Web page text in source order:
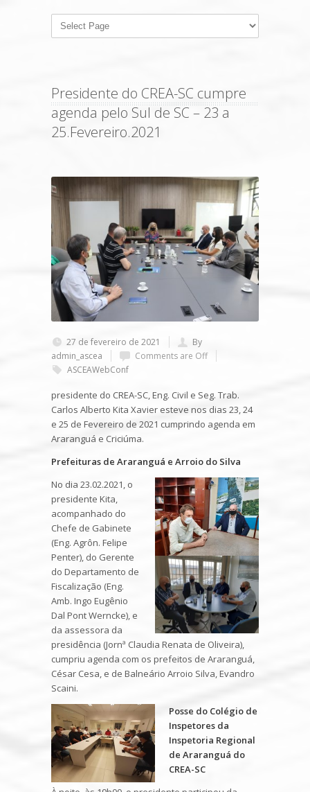
Presidente do CREA-SC cumpre
agenda pelo Sul de SC – 23 a
25.Fevereiro.2021
27 de fevereiro de 2021
By
admin_ascea
Comments are Off
ASCEAWebConf
presidente do CREA-SC, Eng. Civil e Seg. Trab.
Carlos Alberto Kita Xavier esteve nos dias 23, 24
e 25 de Fevereiro de 2021 cumprindo agenda em
Araranguá e Criciúma.
Prefeituras de Araranguá e Arroio do Silva
No dia 23.02.2021, o
presidente Kita,
acompanhado do
Chefe de Gabinete
(Eng. Agrôn. Felipe
Penter), do Gerente
do Departamento de
Fiscalização (Eng.
Amb. Ingo Eugênio
Dal Pont Werncke), e
da assessora da
presidência (Jornª Claudia Renata de Oliveira),
cumpriu agenda com os prefeitos de Araranguá,
César Cesa, e de Balneário Arroio Silva, Evandro
Scaini.
Posse do Colégio de
Inspetores da
Inspetoria Regional
de Araranguá do
CREA-SC